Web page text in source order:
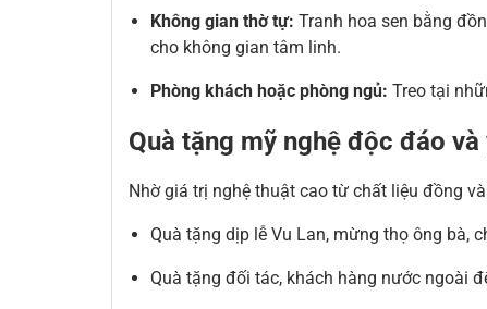
Không gian thờ tự: Tranh hoa sen bằng
cho không gian tâm linh.
Phòng khách hoặc phòng ngủ: Treo tại
Quà tặng mỹ nghệ độc đáo và
Nhờ giá trị nghệ thuật cao từ chất liệu đồng
Quà tặng dịp lễ Vu Lan, mừng thọ ông bà,
Quà tặng đối tác, khách hàng nước ngoài